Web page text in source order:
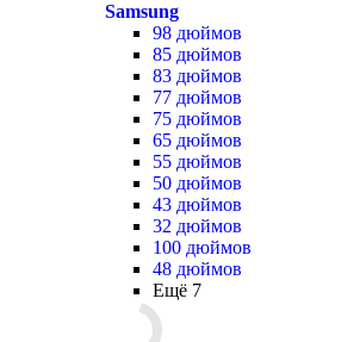
Samsung
98 дюймов
85 дюймов
83 дюймов
77 дюймов
75 дюймов
65 дюймов
55 дюймов
50 дюймов
43 дюймов
32 дюймов
100 дюймов
48 дюймов
Ещё 7